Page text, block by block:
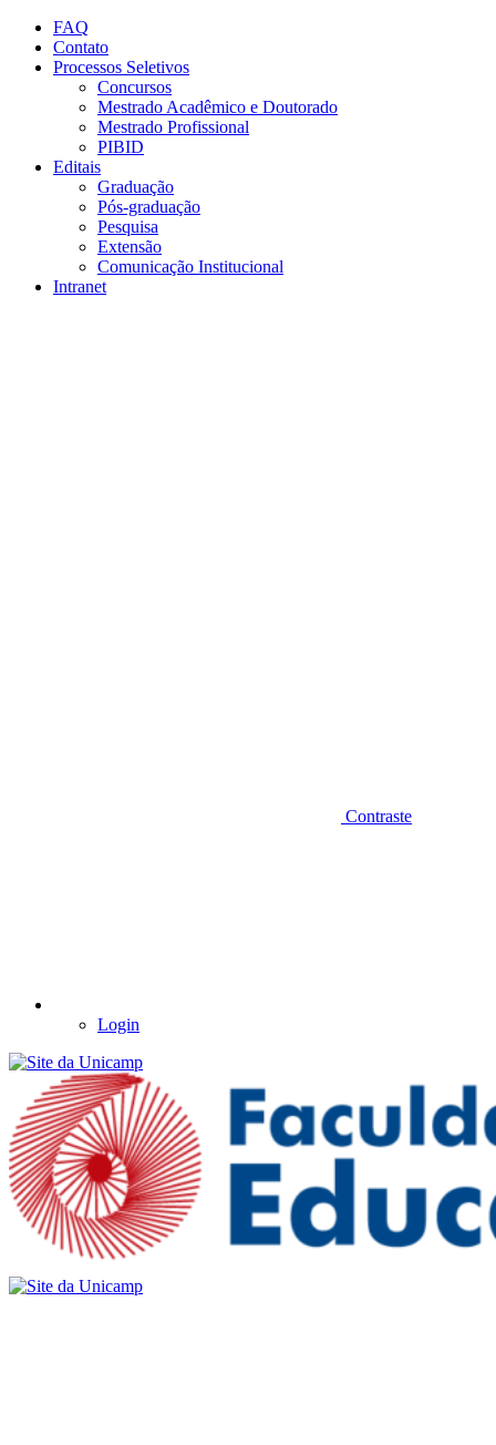
Conteúdo principal
FAQ
Contato
Processos Seletivos
Concursos
Mestrado Acadêmico e Doutorado
Mestrado Profissional
PIBID
Editais
Graduação
Pós-graduação
Pesquisa
Extensão
Comunicação Institucional
Intranet
Contraste
Login